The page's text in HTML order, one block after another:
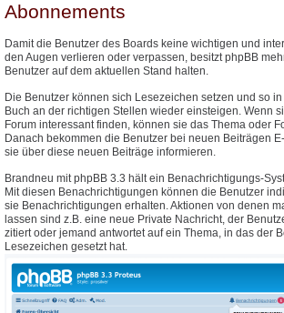
Abonnements
Damit die Benutzer des Boards keine wichtigen und
den Augen verlieren oder verpassen, besitzt phpBB
Benutzer auf dem aktuellen Stand halten.
Die Benutzer können sich Lesezeichen setzen und so
Buch an der richtigen Stellen wieder einsteigen. Wenn
Forum interessant finden, können sie das Thema oder
Danach bekommen die Benutzer bei neuen Beiträgen
sie über diese neuen Beiträge informieren.
Brandneu mit phpBB 3.3 hält ein Benachrichtigungs-
Mit diesen Benachrichtigungen können die Benutzer
sie Benachrichtigungen erhalten. Aktionen von denen
lassen sind z.B. eine neue Private Nachricht, der
zitiert oder jemand antwortet auf ein Thema, in das der
Lesezeichen gesetzt hat.